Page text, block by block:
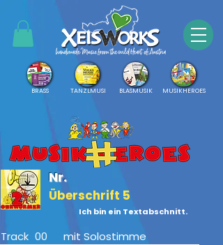
BRASS TANZLMUSI BLASMUSIK MUSIKHEROES
Nr.
Überschrift 5
Ich bin ein Textabschnitt.
Track 00 mit Solostimme